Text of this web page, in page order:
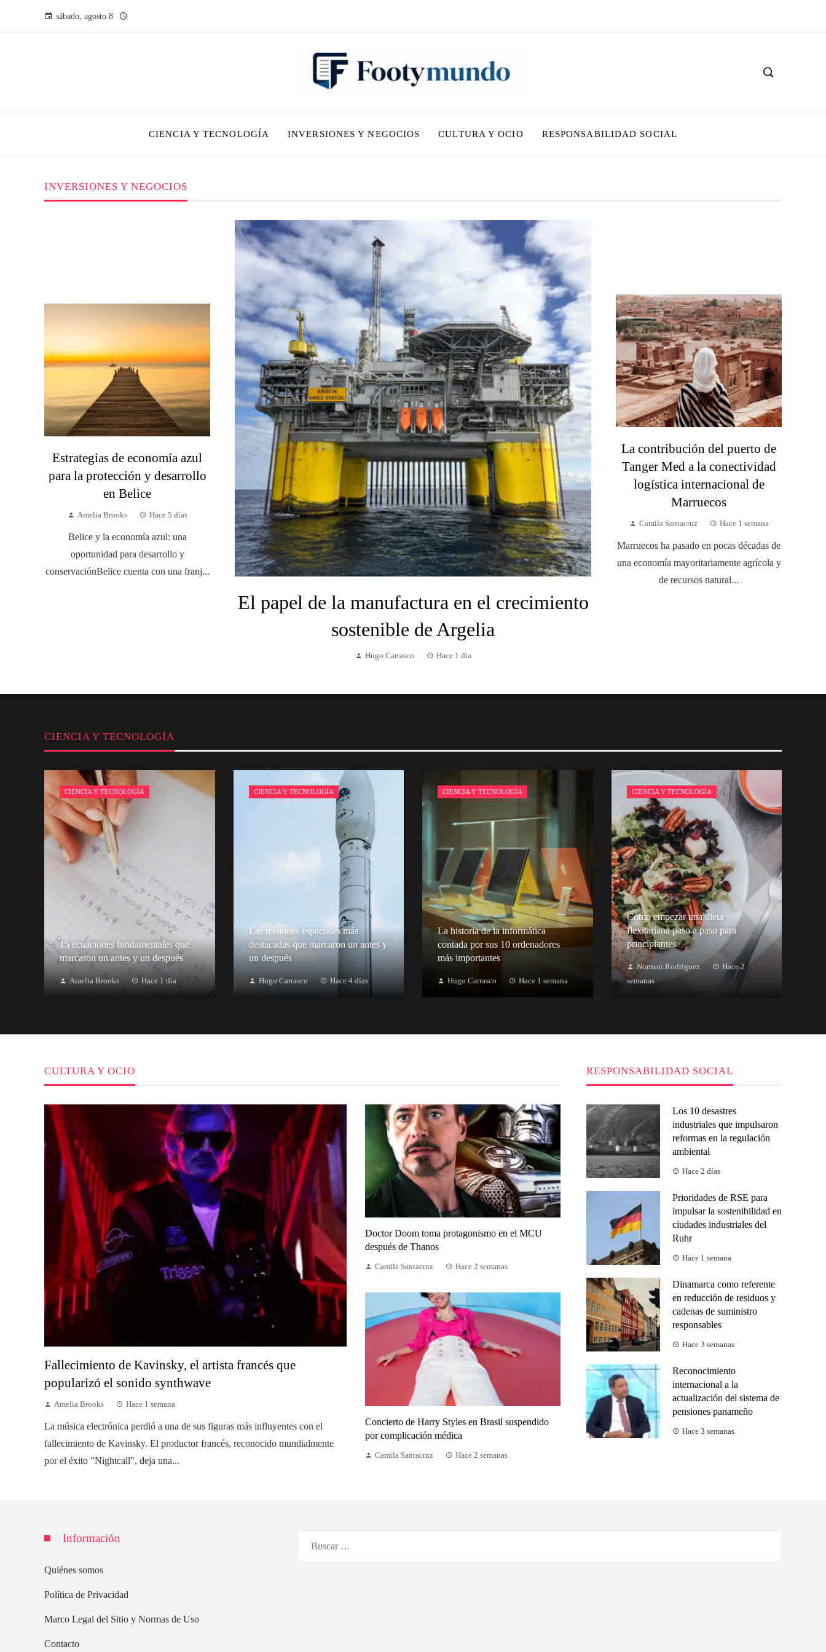
sábado, agosto 8
CIENCIA Y TECNOLOGÍA INVERSIONES Y NEGOCIOS CULTURA Y OCIO RESPONSABILIDAD SOCIAL
INVERSIONES Y NEGOCIOS
El papel de la manufactura en el crecimiento
sostenible de Argelia
Hugo Carrasco Hace 1 día
Estrategias de economía azul
para la protección y desarrollo
en Belice
Amelia Brooks Hace 5 días
Belice y la economía azul: una
oportunidad para desarrollo y
conservaciónBelice cuenta con una franj...
La contribución del puerto de
Tanger Med a la conectividad
logística internacional de
Marruecos
Camila Santacruz Hace 1 semana
Marruecos ha pasado en pocas décadas de
una economía mayoritariamente agrícola y
de recursos natural...
CIENCIA Y TECNOLOGÍA
CIENCIA Y TECNOLOGÍA
15 ecuaciones fundamentales que
marcaron un antes y un después
Amelia Brooks Hace 1 día
CIENCIA Y TECNOLOGÍA
Las misiones espaciales más
destacadas que marcaron un antes y
un después
Hugo Carrasco Hace 4 días
CIENCIA Y TECNOLOGÍA
La historia de la informática
contada por sus 10 ordenadores
más importantes
Hugo Carrasco Hace 1 semana
CIENCIA Y TECNOLOGÍA
Cómo empezar una dieta
flexitariana paso a paso para
principiantes
Norman Rodriguez
Hace 2
semanas
CULTURA Y OCIO
Fallecimiento de Kavinsky, el artista francés que
popularizó el sonido synthwave
Amelia Brooks Hace 1 semana
La música electrónica perdió a una de sus figuras más influyentes con el
fallecimiento de Kavinsky. El productor francés, reconocido mundialmente
por el éxito "Nightcall", deja una...
Doctor Doom toma protagonismo en el MCU
después de Thanos
Camila Santacruz Hace 2 semanas
Concierto de Harry Styles en Brasil suspendido
por complicación médica
Camila Santacruz Hace 2 semanas
RESPONSABILIDAD SOCIAL
Los 10 desastres
industriales que impulsaron
reformas en la regulación
ambiental
Hace 2 días
Prioridades de RSE para
impulsar la sostenibilidad en
ciudades industriales del
Ruhr
Hace 1 semana
Dinamarca como referente
en reducción de residuos y
cadenas de suministro
responsables
Hace 3 semanas
Reconocimiento
internacional a la
actualización del sistema de
pensiones panameño
Hace 3 semanas
Información
Quiénes somos
Política de Privacidad
Marco Legal del Sitio y Normas de Uso
Contacto